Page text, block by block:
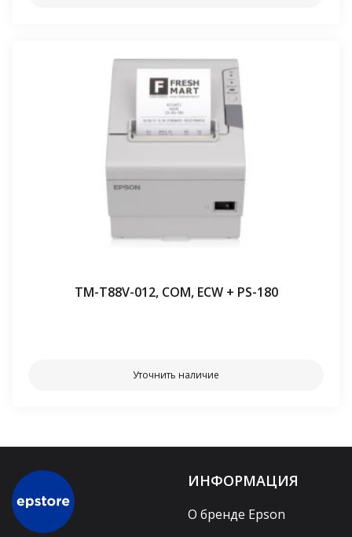
TM-T88V-012, COM, ECW + PS-180
Уточнить наличие
ИНФОРМАЦИЯ
О бренде Epson